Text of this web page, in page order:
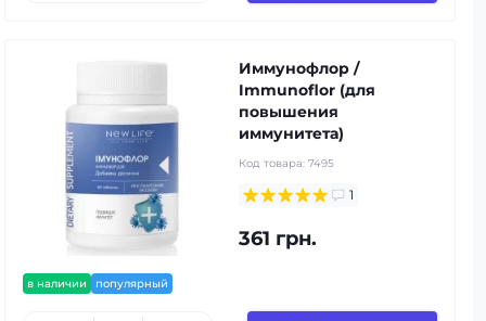
в наличии популярный
Иммунофлор /
Immunoflor (для
повышения
иммунитета)
Код товара: 7495
1
361 грн.